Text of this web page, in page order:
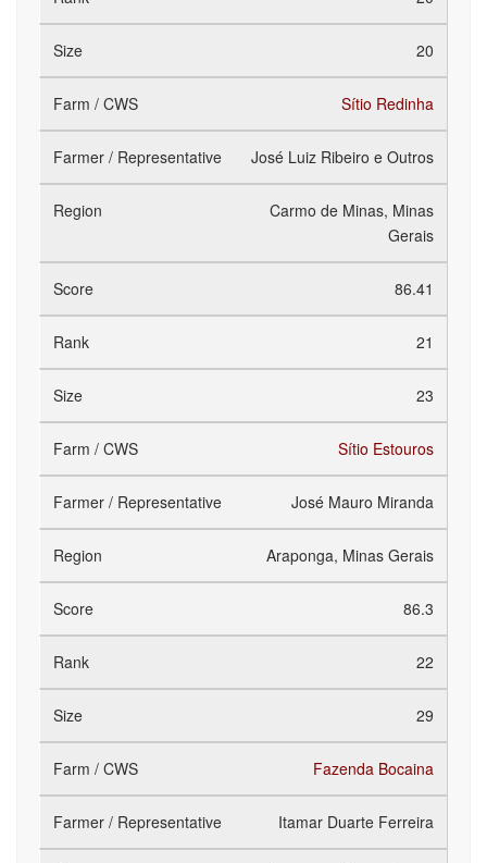
20
Sítio Redinha
José Luiz Ribeiro e Outros
Carmo de Minas, Minas
Gerais
86.41
21
23
Sítio Estouros
José Mauro Miranda
Araponga, Minas Gerais
86.3
22
29
Fazenda Bocaina
Itamar Duarte Ferreira